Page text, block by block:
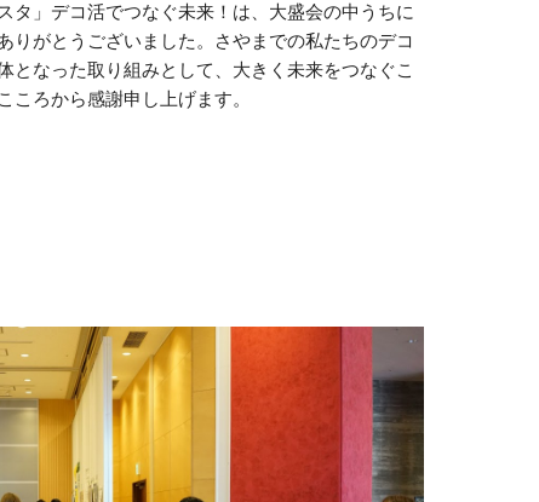
」デコ活でつなぐ未来！は、大盛会の中うちに
りがとうございました。さやまでの私たちのデコ
なった取り組みとして、大きく未来をつなぐこ
ころから感謝申し上げます。